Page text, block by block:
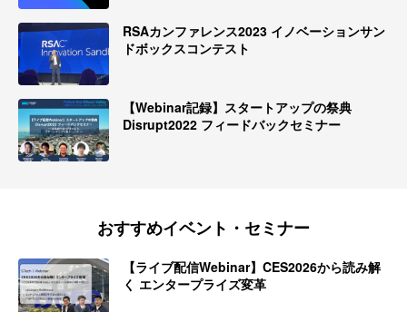
RSAカンファレンス2023 イノベーションサン
ドボックスコンテスト
【Webinar記録】スタートアップの祭典
Disrupt2022 フィードバックセミナー
おすすめイベント・セミナー
【ライブ配信Webinar】CES2026から読み解
く エンタープライズ変革